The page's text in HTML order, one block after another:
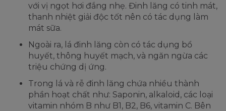
với vị ngọt hơi đắng nhẹ. Đinh lăng có tinh mát,
thanh nhiệt giải độc tốt nên có tác dụng làm
mát sữa.
Ngoài ra, lá đinh lăng còn có tác dụng bổ
huyết, thông huyết mạch, và ngăn ngừa các
triệu chứng dị ứng.
Trong lá và rễ đinh lăng chứa nhiều thành
phần hoạt chất như: Saponin, alkaloid, các loại
vitamin nhóm B như B1, B2, B6, vitamin C. Bên